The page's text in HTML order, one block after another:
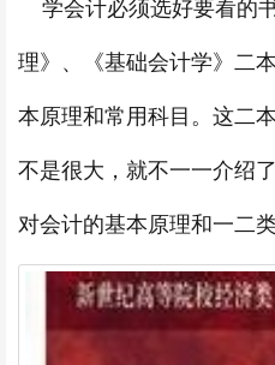
学会计必须选好要看的
理》、《基础会计学》二
本原理和常用科目。这二
不是很大，就不一一介绍
对会计的基本原理和一二